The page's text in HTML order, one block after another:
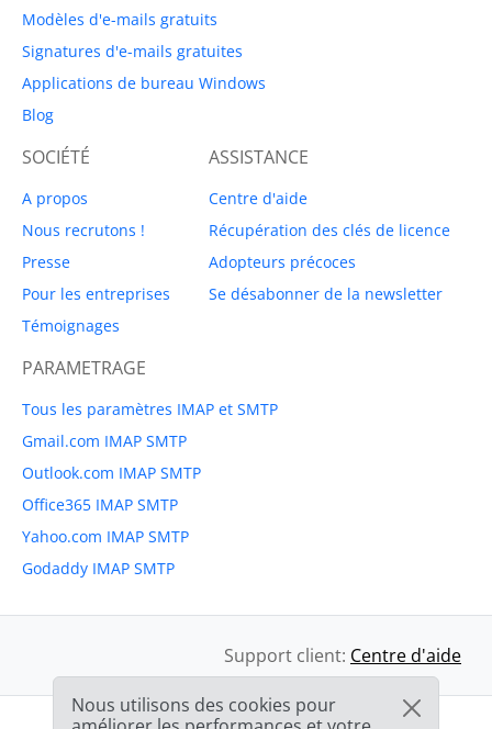
Modèles d'e-mails gratuits
Signatures d'e-mails gratuites
Applications de bureau Windows
Blog
SOCIÉTÉ
A propos
Nous recrutons !
Presse
Pour les entreprises
Témoignages
ASSISTANCE
Centre d'aide
Récupération des clés de licence
Adopteurs précoces
Se désabonner de la newsletter
PARAMETRAGE
Tous les paramètres IMAP et SMTP
Gmail.com IMAP SMTP
Outlook.com IMAP SMTP
Office365 IMAP SMTP
Yahoo.com IMAP SMTP
Godaddy IMAP SMTP
Support client: Centre d'aide
Nous utilisons des cookies pour